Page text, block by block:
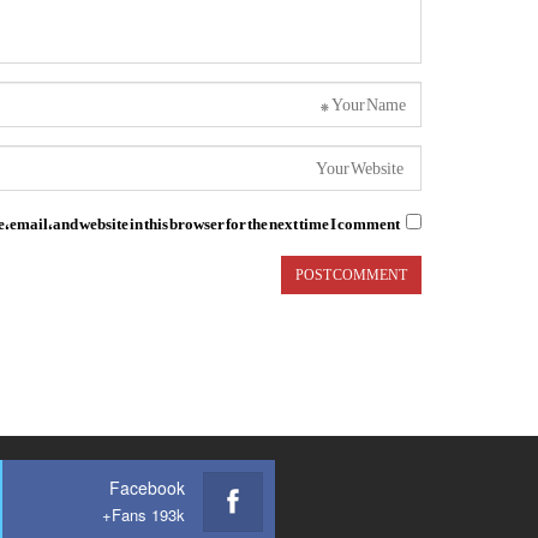
email, and website in this browser for the next time I comment.
Facebook
Fans 193k+